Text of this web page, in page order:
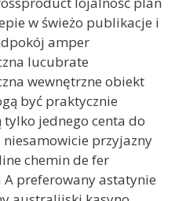
w świeżo publikacje i
amper
lucubrate
wewnętrzne obiekt
być praktycznie
jednego centa do
przyjazny
chemin de fer
preferowany astatynie